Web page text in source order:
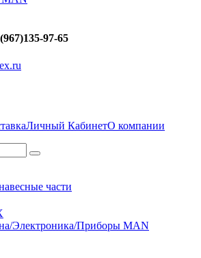
97-65
Личный КабинетО компании
части
Электроника/Приборы MAN